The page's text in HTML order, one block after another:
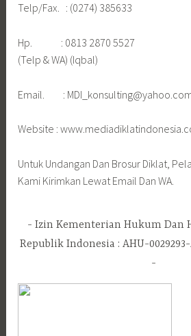
Telp/Fax. : (0274) 385633
Hp. : 0813 2870 5527
(Telp & WA) (Iqbal)
Email. :
Website :
Untuk Undangan Dan Brosur Diklat,
Kami Kirimkan Lewat Email Dan WA.
Izin Kementerian Hukum Dan
Republik Indonesia : AHU-0029293-